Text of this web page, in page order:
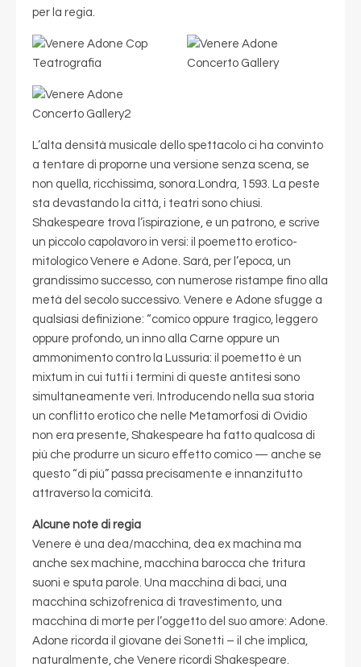
per la regia.
L’alta densità musicale dello spettacolo ci ha convinto
a tentare di proporne una versione senza scena, se
non quella, ricchissima, sonora.Londra, 1593. La peste
sta devastando la città, i teatri sono chiusi.
Shakespeare trova l’ispirazione, e un patrono, e scrive
un piccolo capolavoro in versi: il poemetto erotico-
mitologico Venere e Adone. Sarà, per l’epoca, un
grandissimo successo, con numerose ristampe fino alla
metà del secolo successivo. Venere e Adone sfugge a
qualsiasi definizione: “comico oppure tragico, leggero
oppure profondo, un inno alla Carne oppure un
ammonimento contro la Lussuria: il poemetto è un
mixtum in cui tutti i termini di queste antitesi sono
simultaneamente veri. Introducendo nella sua storia
un conflitto erotico che nelle Metamorfosi di Ovidio
non era presente, Shakespeare ha fatto qualcosa di
più che produrre un sicuro effetto comico — anche se
questo “di più” passa precisamente e innanzitutto
attraverso la comicità.
Alcune note di regia
Venere è una dea/macchina, dea ex machina ma
anche sex machine, macchina barocca che tritura
suoni e sputa parole. Una macchina di baci, una
macchina schizofrenica di travestimento, una
macchina di morte per l’oggetto del suo amore: Adone.
Adone ricorda il giovane dei Sonetti – il che implica,
naturalmente, che Venere ricordi Shakespeare.